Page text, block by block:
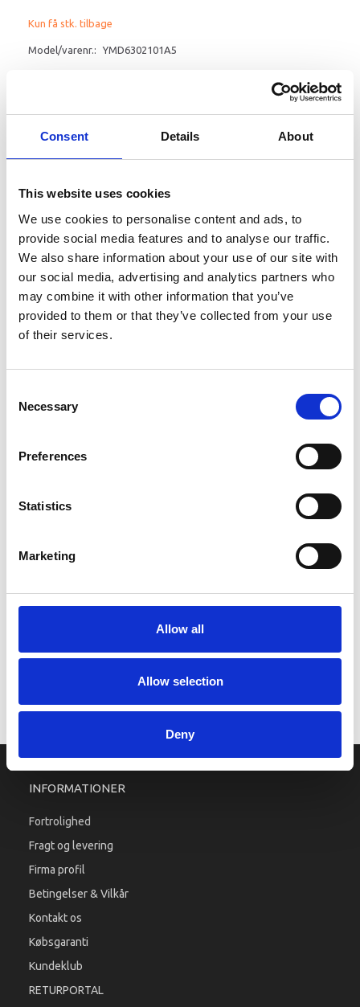
Consent Details About
This website uses cookies
We use cookies to personalise content and ads, to
provide social media features and to analyse our traffic.
We also share information about your use of our site with
our social media, advertising and analytics partners who
may combine it with other information that you’ve
provided to them or that they’ve collected from your use
of their services.
Selection
Necessary
Preferences
Statistics
Marketing
Allow all
Allow selection
Deny
Kun få stk. tilbage
Model/varenr.: YMD6302101A5
Læg i kurv
YAMALUBE M2-M MARINE 2-TAKTS OLIE TC-W3-
Yamalube TC-W3 RL 2-takts olie er en mineralbaseret olie, der er
egnet til forblandingssystemer eller systemer med direkte
indsprøjtning i 2-takts marinemotorer. Denne kvalitetsformel er
ingeniører.
Derfor kan der i enkelte tilfælde være produkter, som ikke kan
INFORMATIONER
Fortrolighed
Fragt og levering
Firma profil
Betingelser & Vilkår
Kontakt os
Købsgaranti
Kundeklub
RETURPORTAL